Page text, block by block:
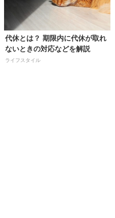
代休とは？ 期限内に代休が取れ
ないときの対応などを解説
ライフスタイル